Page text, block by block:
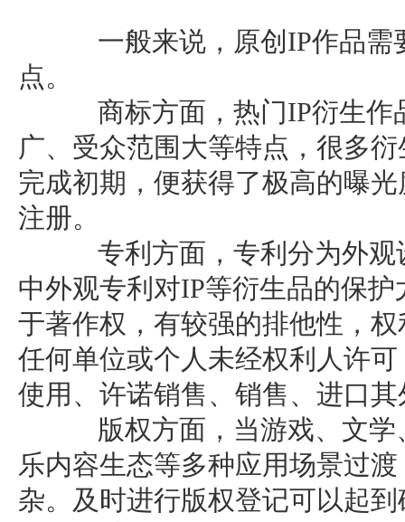
一般来说，原创IP作品需
点。
商标方面，热门IP衍生作
广、受众范围大等特点，很多
完成初期，便获得了极高的曝
注册。
专利方面，专利分为外观
中外观专利对IP等衍生品的保
于著作权，有较强的排他性，
任何单位或个人未经权利人许
使用、许诺销售、销售、进口
版权方面，当游戏、文学
乐内容生态等多种应用场景过
杂。及时进行版权登记可以起